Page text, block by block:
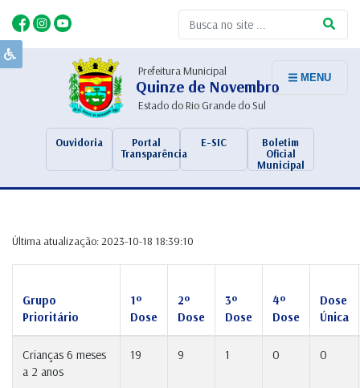
Prefeitura Municipal
Quinze de Novembro
Estado do Rio Grande do Sul
Ouvidoria
Portal
Transparência
E-SIC
Boletim
Oficial
Municipal
MENU
Última atualização: 2023-10-18 18:39:10
Grupo
Prioritário
1º
Dose
2º
Dose
3º
Dose
4º
Dose
Dose
Única
Crianças 6 meses
a 2 anos
19 9 1 0 0